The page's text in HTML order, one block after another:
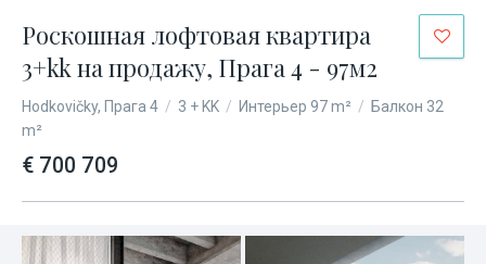
Роскошная лофтовая квартира
3+kk на продажу, Прага 4 - 97м2
Hodkovičky, Прага 4 / 3 + KK / Интерьер 97 m² / Балкон 32
m²
€ 700 709